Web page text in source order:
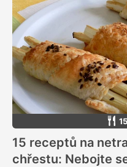
15 receptů na
chřestu: Nebojte